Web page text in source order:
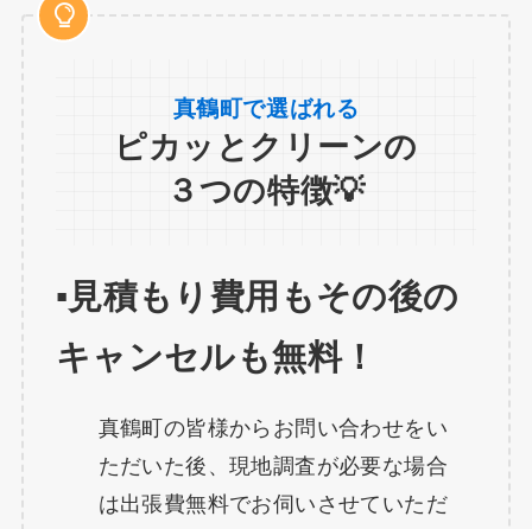
真鶴町で選ばれる
ピカッとクリーンの
３つの特徴💡
▪️見積もり費用もその後の
キャンセルも無料！
真鶴町の皆様からお問い合わせをい
ただいた後、現地調査が必要な場合
は出張費無料でお伺いさせていただ